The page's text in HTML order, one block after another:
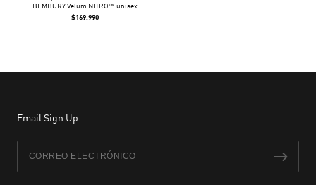
BEMBURY Velum NITRO™ unisex
$169.990